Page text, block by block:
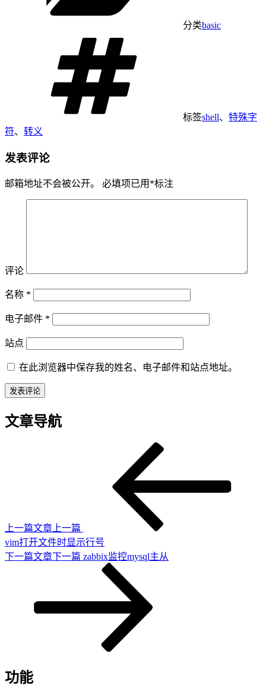
分类basic
标签shell、 特殊字
符、 转义
发表评论
邮箱地址不会被公开。 必填项已用 *标注
评论
名称 *
电子邮件 *
站点
在此浏览器中保存我的姓名、电子邮件和站点地址。
文章导航
上一篇文章 上一篇
vim打开文件时显示行号
下一篇文章下一篇 zabbix监控mysql主从
功能